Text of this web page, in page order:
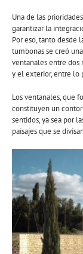
Una de las
garantizar la
Por eso, tanto desde
tumbonas se creó
ventanales entre
y el exterior, entre lo
Los ventanales, que
constituyen un
sentidos, ya sea por
paisajes que se